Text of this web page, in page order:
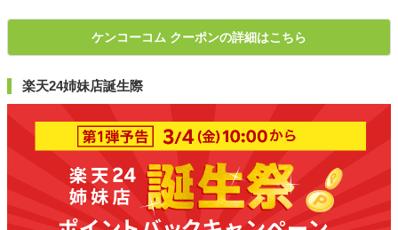
ケンコーコム クーポンの詳細はこちら
楽天24姉妹店誕生際